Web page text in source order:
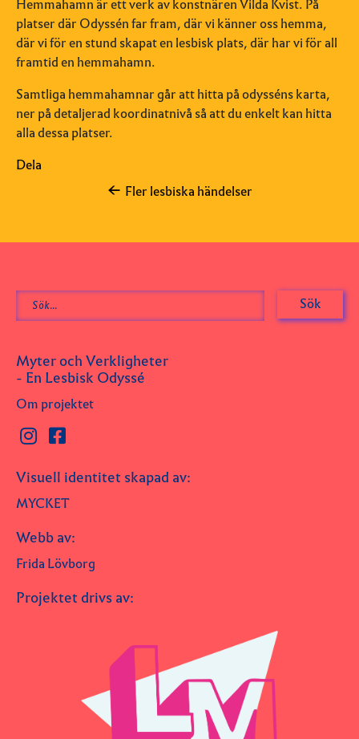
Hemmahamn är ett verk av konstnären Vilda Kvist. På
platser där Odyssén far fram, där vi känner oss hemma,
där vi för en stund skapat en lesbisk plats, där har vi för all
framtid en hemmahamn.
Samtliga hemmahamnar går att hitta på odysséns karta,
ner på detaljerad koordinatnivå så att du enkelt kan hitta
alla dessa platser.
Dela
Fler lesbiska händelser
Myter och Verkligheter
- En Lesbisk Odyssé
Om projektet
Visuell identitet skapad av:
MYCKET
Webb av:
Frida Lövborg
Projektet drivs av: